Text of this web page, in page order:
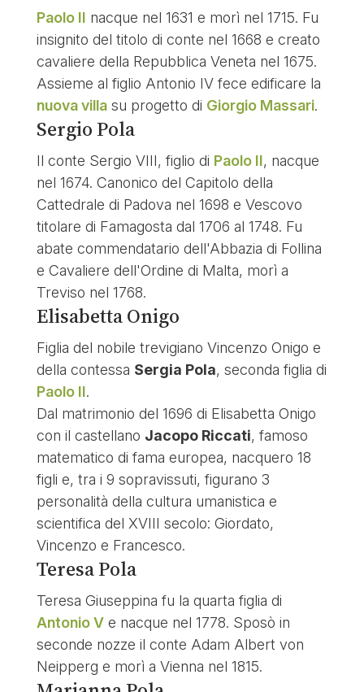
Paolo II nacque nel 1631 e morì nel 1715. Fu
insignito del titolo di conte nel 1668 e creato
cavaliere della Repubblica Veneta nel 1675.
Assieme al figlio Antonio IV fece edificare la
nuova villasu progetto di Giorgio Massari.
Sergio Pola
Il conte Sergio VIII, figlio di Paolo II, nacque
nel 1674. Canonico del Capitolo della
Cattedrale di Padova nel 1698 e Vescovo
titolare di Famagosta dal 1706 al 1748. Fu
abate commendatario dell'Abbazia di Follina
e Cavaliere dell'Ordine di Malta, morì a
Treviso nel 1768.
Elisabetta Onigo
Figlia del nobile trevigiano Vincenzo Onigo e
della contessa Sergia Pola, seconda figlia di
Paolo II.
Dal matrimonio del 1696 di Elisabetta Onigo
con il castellano Jacopo Riccati, famoso
matematico di fama europea, nacquero 18
figli e, tra i 9 sopravissuti, figurano 3
personalità della cultura umanistica e
scientifica del XVIII secolo: Giordato,
Vincenzo e Francesco.
Teresa Pola
Teresa Giuseppina fu la quarta figlia di
Antonio Ve nacque nel 1778. Sposò in
seconde nozze il conte Adam Albert von
Neipperg e morì a Vienna nel 1815.